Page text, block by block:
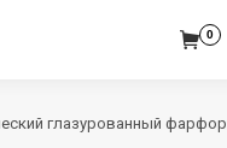
0
глазурованный фарфор